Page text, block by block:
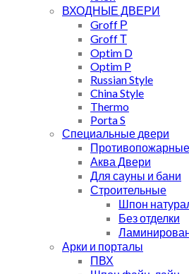
ВХОДНЫЕ ДВЕРИ
Groff Р
Groff Т
Optim D
Optim P
Russian Style
China Style
Thermo
Porta S
Специальные двери
Противопожарные
Аква Двери
Для сауны и бани
Строительные
Шпон
Без отделки
Арки и порталы
ПВХ